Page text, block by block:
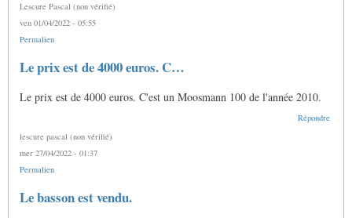
Lescure Pascal (non vérifié)
ven 01/04/2022 - 05:55
Permalien
En
réponse
Prix
(non
vérifié)
Le prix est de 4000 euros. C…
Le prix est de 4000 euros. C'est un Moosmann 100 de l'année 2010.
Répondre
lescure pascal (non vérifié)
mer 27/04/2022 - 01:37
Permalien
En
réponse
Le basson est vendu.